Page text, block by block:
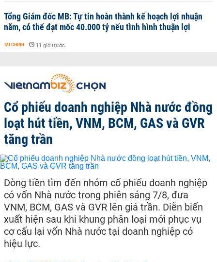
Tổng Giám đốc MB: Tự tin hoàn thành kế hoạch lợi nhuận
năm, có thể đạt mốc 40.000 tỷ nếu tình hình thuận lợi
TÀI CHÍNH - 11 giờ trước
Cổ phiếu doanh nghiệp Nhà nước đồng
loạt hút tiền, VNM, BCM, GAS và GVR
tăng trần
Dòng tiền tìm đến nhóm cổ phiếu doanh nghiệp
có vốn Nhà nước trong phiên sáng 7/8, đưa
VNM, BCM, GAS và GVR lên giá trần. Diễn biến
xuất hiện sau khi khung phân loại mới phục vụ
cơ cấu lại vốn Nhà nước tại doanh nghiệp có
hiệu lực.